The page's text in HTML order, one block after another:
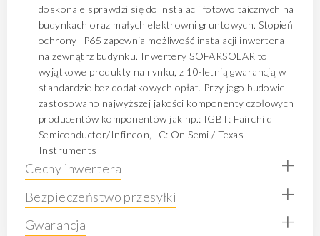
doskonale sprawdzi się do instalacji fotowoltaicznych na
budynkach oraz małych elektrowni gruntowych. Stopień
ochrony IP65 zapewnia możliwość instalacji inwertera
na zewnątrz budynku. Inwertery SOFARSOLAR to
wyjątkowe produkty na rynku, z 10-letnią gwarancją w
standardzie bez dodatkowych opłat. Przy jego budowie
zastosowano najwyższej jakości komponenty czołowych
producentów komponentów jak np.: IGBT: Fairchild
Semiconductor/Infineon, IC: On Semi / Texas
Instruments
Cechy inwertera +
Bezpieczeństwo przesyłki +
Gwarancja +